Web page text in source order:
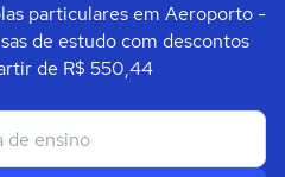
particulares em Aeroporto -
de estudo com descontos
de R$ 550,44